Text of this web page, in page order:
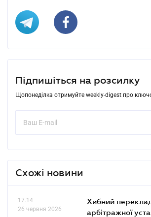
Підпишіться на розсилку
Щопонеділка отримуйте weekly-digest про
Схожі новини
17.14
26 червня 2026
Хибний
арбітражної